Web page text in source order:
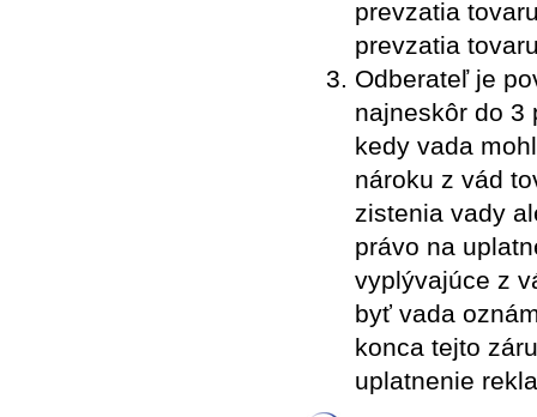
prevzatia
prevzatia
Odberateľ je
najneskôr do 3
kedy vada
nároku z vád
zistenia vady
právo na
vyplývajúce z
byť vada
konca tejto
uplatnenie